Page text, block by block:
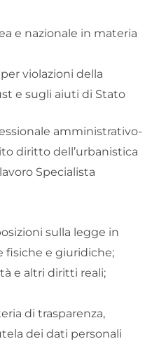
e nazionale in materia
violazioni della
e sugli aiuti di Stato
amministrativo-
diritto dell’urbanistica
Specialista
sulla legge in
fisiche e giuridiche;
e altri diritti reali;
di trasparenza,
dei dati personali